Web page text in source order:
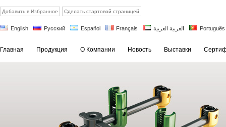
Добавить в Избранное Сделать стартовой страницей
English Русский Español Français العربية العربية Português
Главная Продукция О Компании Новость Выставки